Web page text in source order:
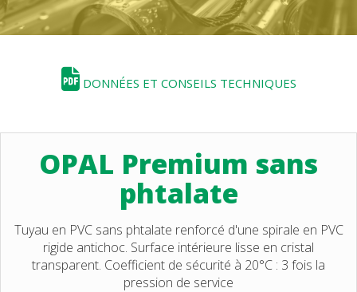
DONNÉES ET CONSEILS TECHNIQUES
OPAL Premium sans
phtalate
Tuyau en PVC sans phtalate renforcé d'une spirale en PVC
rigide antichoc. Surface intérieure lisse en cristal
transparent. Coefficient de sécurité à 20°C : 3 fois la
pression de service